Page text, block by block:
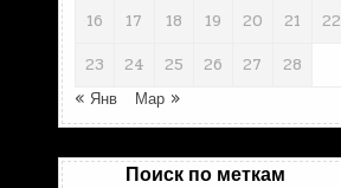
16
17 18 19 20 21
22
23
24 25 26 27
28
« Янв
Мар »
Поиск по меткам